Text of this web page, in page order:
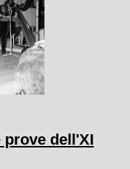
dell'XI